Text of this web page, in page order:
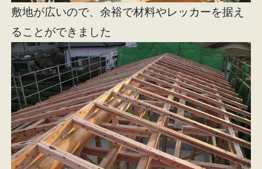
敷地が広いので、余裕で材料やレッカーを据え
ることができました